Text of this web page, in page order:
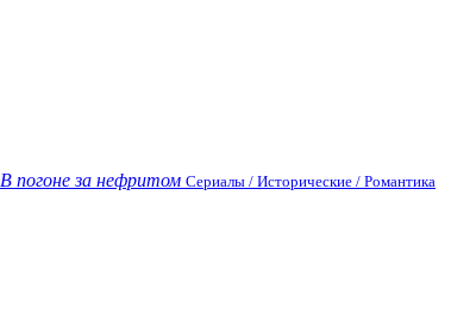
В погоне за нефритом Сериалы / Исторические / Романтика